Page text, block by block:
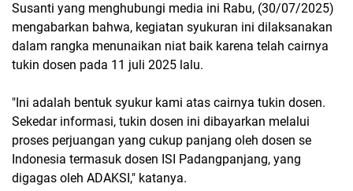
Susanti yang menghubungi media ini Rabu, (30/07/2025)
mengabarkan bahwa, kegiatan syukuran ini dilaksanakan
dalam rangka menunaikan niat baik karena telah cairnya
tukin dosen pada 11 juli 2025 lalu.
"Ini adalah bentuk syukur kami atas cairnya tukin dosen.
Sekedar informasi, tukin dosen ini dibayarkan melalui
proses perjuangan yang cukup panjang oleh dosen se
Indonesia termasuk dosen ISI Padangpanjang, yang
digagas oleh ADAKSI," katanya.